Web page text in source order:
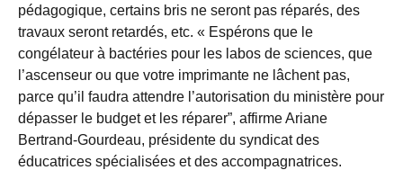
pédagogique, certains bris ne seront pas réparés, des
travaux seront retardés, etc. « Espérons que le
congélateur à bactéries pour les labos de sciences, que
l’ascenseur ou que votre imprimante ne lâchent pas,
parce qu’il faudra attendre l’autorisation du ministère pour
dépasser le budget et les réparer”, affirme Ariane
Bertrand-Gourdeau, présidente du syndicat des
éducatrices spécialisées et des accompagnatrices.